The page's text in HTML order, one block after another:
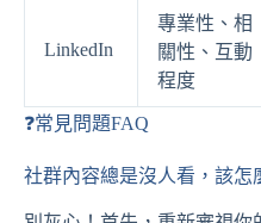
LinkedIn
專業性、相
關性、互動
程度
❓常見問題FAQ
社群內容總是沒人看，該怎